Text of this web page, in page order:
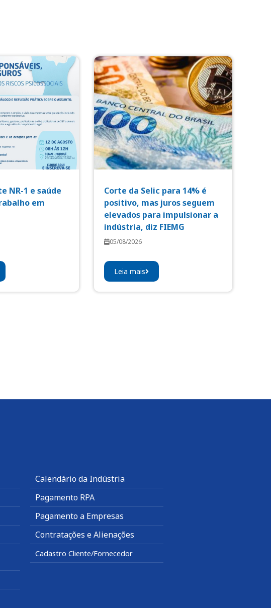
NR-1 e saúde
em
Corte da Selic para 14% é
positivo, mas juros seguem
elevados para impulsionar a
indústria, diz FIEMG
05/08/2026
Leia mais
Calendário da Indústria
Pagamento RPA
Pagamento a Empresas
Contratações e Alienações
Cadastro Cliente/Fornecedor